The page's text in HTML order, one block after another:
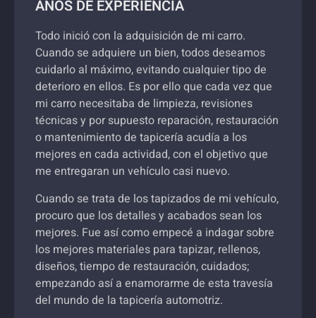
AÑOS DE EXPERIENCIA
Todo inició con la adquisición de mi carro.
Cuando se adquiere un bien, todos deseamos
cuidarlo al máximo, evitando cualquier tipo de
deterioro en ellos. Es por ello que cada vez que
mi carro necesitaba de limpieza, revisiones
técnicas y por supuesto reparación, restauración
o mantenimiento de tapicería acudía a los
mejores en cada actividad, con el objetivo que
me entregaran un vehículo casi nuevo.
Cuando se trata de los tapizados de mi vehículo,
procuro que los detalles y acabados sean los
mejores. Fue así como empecé a indagar sobre
los mejores materiales para tapizar, rellenos,
diseños, tiempo de restauración, cuidados;
empezando así a enamorarme de esta travesía
del mundo de la tapicería automotriz.